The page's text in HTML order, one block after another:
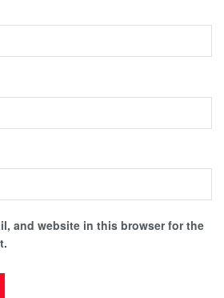
and website in this browser for the